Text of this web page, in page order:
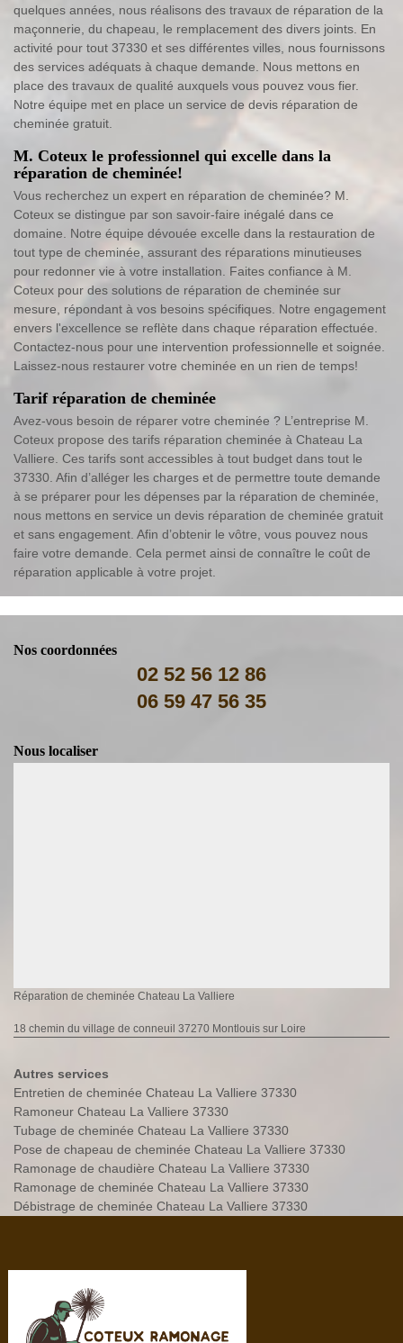
quelques années, nous réalisons des travaux de réparation de la
maçonnerie, du chapeau, le remplacement des divers joints. En
activité pour tout 37330 et ses différentes villes, nous fournissons
des services adéquats à chaque demande. Nous mettons en
place des travaux de qualité auxquels vous pouvez vous fier.
Notre équipe met en place un service de devis réparation de
cheminée gratuit.
M. Coteux le professionnel qui excelle dans la
réparation de cheminée!
Vous recherchez un expert en réparation de cheminée? M.
Coteux se distingue par son savoir-faire inégalé dans ce
domaine. Notre équipe dévouée excelle dans la restauration de
tout type de cheminée, assurant des réparations minutieuses
pour redonner vie à votre installation. Faites confiance à M.
Coteux pour des solutions de réparation de cheminée sur
mesure, répondant à vos besoins spécifiques. Notre engagement
envers l'excellence se reflète dans chaque réparation effectuée.
Contactez-nous pour une intervention professionnelle et soignée.
Laissez-nous restaurer votre cheminée en un rien de temps!
Tarif réparation de cheminée
Avez-vous besoin de réparer votre cheminée ? L’entreprise M.
Coteux propose des tarifs réparation cheminée à Chateau La
Valliere. Ces tarifs sont accessibles à tout budget dans tout le
37330. Afin d’alléger les charges et de permettre toute demande
à se préparer pour les dépenses par la réparation de cheminée,
nous mettons en service un devis réparation de cheminée gratuit
et sans engagement. Afin d’obtenir le vôtre, vous pouvez nous
faire votre demande. Cela permet ainsi de connaître le coût de
réparation applicable à votre projet.
Nos coordonnées
02 52 56 12 86
06 59 47 56 35
Nous localiser
Réparation de cheminée Chateau La Valliere
18 chemin du village de conneuil 37270 Montlouis sur Loire
Autres services
Entretien de cheminée Chateau La Valliere 37330
Ramoneur Chateau La Valliere 37330
Tubage de cheminée Chateau La Valliere 37330
Pose de chapeau de cheminée Chateau La Valliere 37330
Ramonage de chaudière Chateau La Valliere 37330
Ramonage de cheminée Chateau La Valliere 37330
Débistrage de cheminée Chateau La Valliere 37330